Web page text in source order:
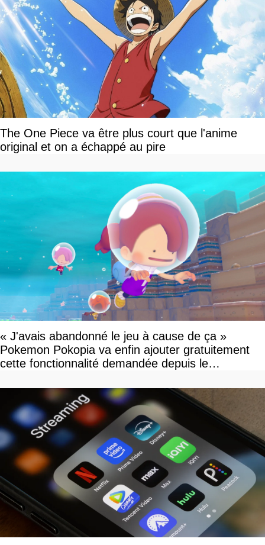
The One Piece va être plus court que l'anime
original et on a échappé au pire
« J'avais abandonné le jeu à cause de ça »
Pokemon Pokopia va enfin ajouter gratuitement
cette fonctionnalité demandée depuis le